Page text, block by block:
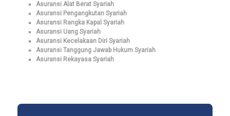
Asuransi Alat Berat Syariah
Asuransi Pengangkutan Syariah
Asuransi Rangka Kapal Syariah
Asuransi Uang Syariah
Asuransi Kecelakaan Diri Syariah
Asuransi Tanggung Jawab Hukum Syariah
Asuransi Rekayasa Syariah